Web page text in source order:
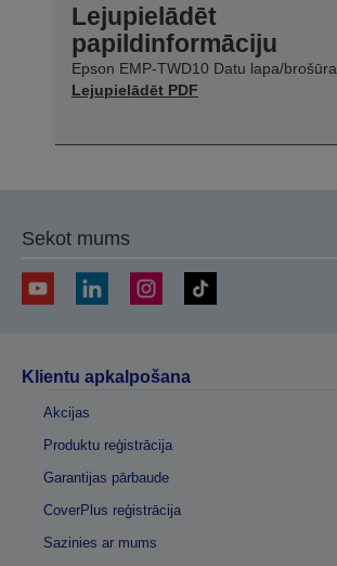
Lejupielādēt
papildinformāciju
Epson EMP-TWD10 Datu lapa/brošūra
Lejupielādēt PDF
Sekot mums
Klientu apkalpošana
Akcijas
Produktu reģistrācija
Garantijas pārbaude
CoverPlus reģistrācija
Sazinies ar mums